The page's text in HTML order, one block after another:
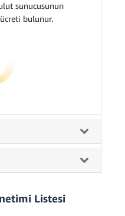
sunucusunun
bulunur.
Listesi